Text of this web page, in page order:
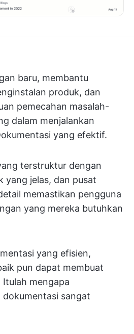
baru, membantu
produk, dan
pemecahan masalah-
dalam menjalankan
yang efektif.
terstruktur dengan
yang jelas, dan pusat
memastikan pengguna
yang mereka butuhkan
yang efisien,
pun dapat membuat
mengapa
sangat